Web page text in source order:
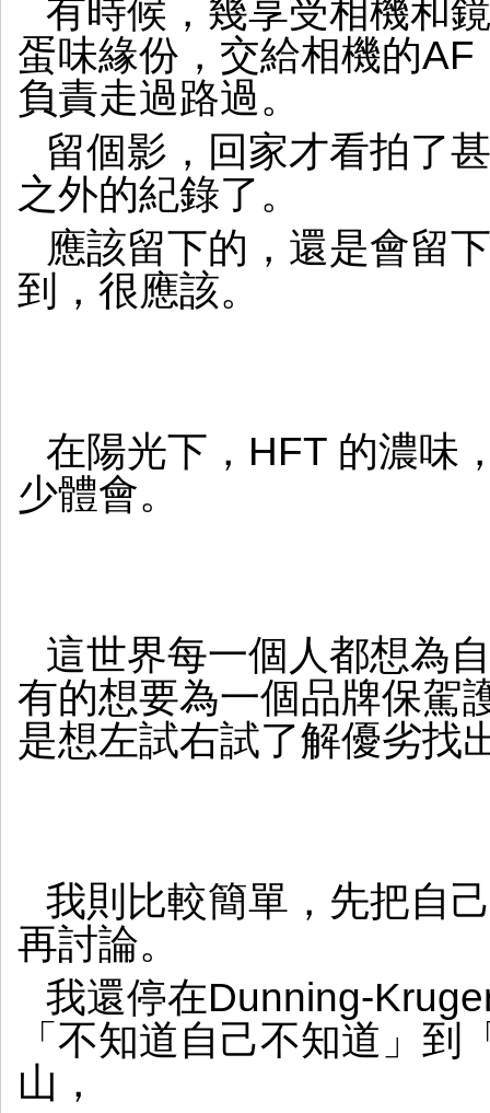
有時候，幾享受相機和
蛋味緣份，交給相機的
負責走過路過。
留個影，回家才看拍了
之外的紀錄了。
應該留下的，還是會留
到，很應該。
在陽光下，HFT 的濃味
少體會。
這世界每一個人都想為
有的想要為一個品牌保駕
是想左試右試了解優劣找
我則比較簡單，先把自
再討論。
我還停在Dunning-
「不知道自己不知道」
山，